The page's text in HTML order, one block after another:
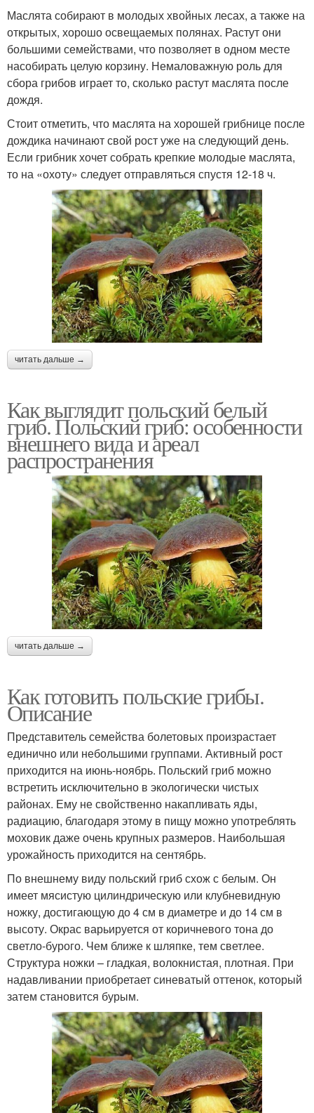
Маслята собирают в молодых хвойных лесах, а также на
открытых, хорошо освещаемых полянах. Растут они
большими семействами, что позволяет в одном месте
насобирать целую корзину. Немаловажную роль для
сбора грибов играет то, сколько растут маслята после
дождя.
Стоит отметить, что маслята на хорошей грибнице после
дождика начинают свой рост уже на следующий день.
Если грибник хочет собрать крепкие молодые маслята,
то на «охоту» следует отправляться спустя 12-18 ч.
читать дальше →
Как выглядит польский белый
гриб. Польский гриб: особенности
внешнего вида и ареал
распространения
читать дальше →
Как готовить польские грибы.
Описание
Представитель семейства болетовых произрастает
единично или небольшими группами. Активный рост
приходится на июнь-ноябрь. Польский гриб можно
встретить исключительно в экологически чистых
районах. Ему не свойственно накапливать яды,
радиацию, благодаря этому в пищу можно употреблять
моховик даже очень крупных размеров. Наибольшая
урожайность приходится на сентябрь.
По внешнему виду польский гриб схож с белым. Он
имеет мясистую цилиндрическую или клубневидную
ножку, достигающую до 4 см в диаметре и до 14 см в
высоту. Окрас варьируется от коричневого тона до
светло-бурого. Чем ближе к шляпке, тем светлее.
Структура ножки – гладкая, волокнистая, плотная. При
надавливании приобретает синеватый оттенок, который
затем становится бурым.